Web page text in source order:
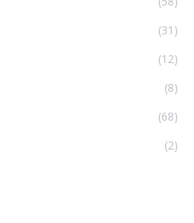
(31)
(12)
(8)
(68)
(2)